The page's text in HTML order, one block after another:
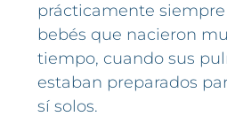
prácticamente
bebés que nacieron
tiempo, cuando sus
estaban preparados
sí solos.